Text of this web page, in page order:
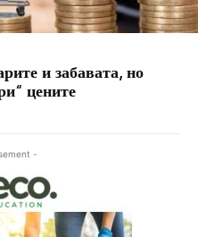
и забавата, но
цените
-